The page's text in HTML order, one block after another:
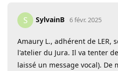
S SylvainB 6 févr. 2025
Amaury L., adhérent de LER,
l'atelier du Jura. Il va tenter
laissé un message vocal). De